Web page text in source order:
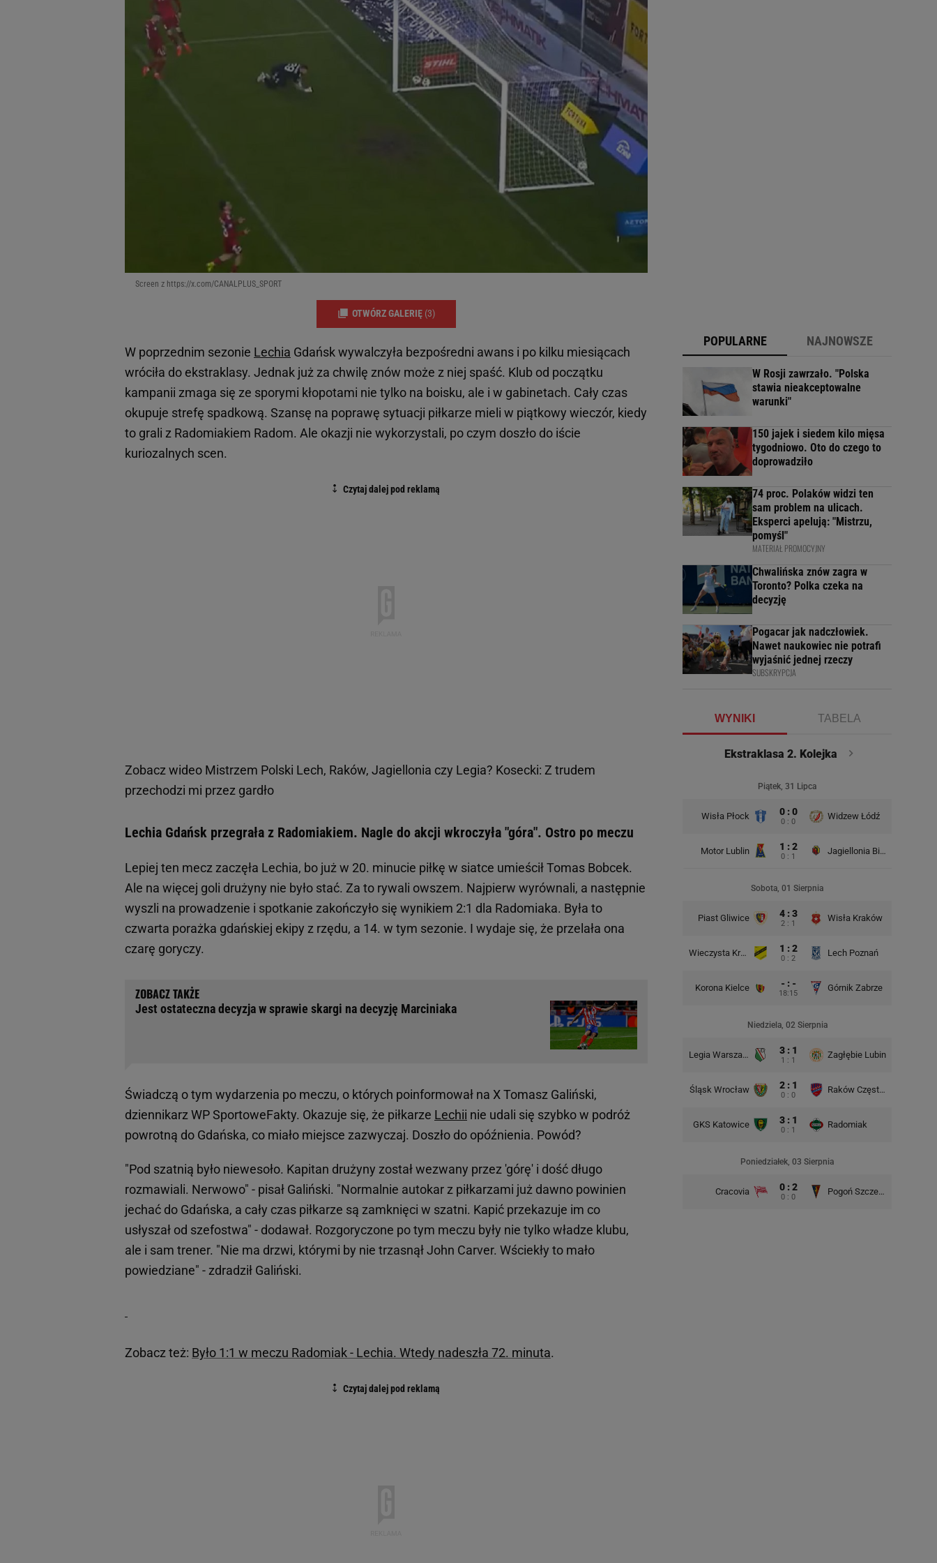
Screen z https://x.com/CANALPLUS_SPORT
OTWÓRZ GALERIĘ (3)
W poprzednim sezonie Lechia Gdańsk wywalczyła bezpośredni awans i po kilku miesiącach
wróciła do ekstraklasy. Jednak już za chwilę znów może z niej spaść. Klub od początku
kampanii zmaga się ze sporymi kłopotami nie tylko na boisku, ale i w gabinetach. Cały czas
okupuje strefę spadkową. Szansę na poprawę sytuacji piłkarze mieli w piątkowy wieczór, kiedy
to grali z Radomiakiem Radom. Ale okazji nie wykorzystali, po czym doszło do iście
kuriozalnych scen.
Zobacz wideo Mistrzem Polski Lech, Raków, Jagiellonia czy Legia? Kosecki: Z trudem
przechodzi mi przez gardło
Lechia Gdańsk przegrała z Radomiakiem. Nagle do akcji wkroczyła "góra". Ostro po meczu
Lepiej ten mecz zaczęła Lechia, bo już w 20. minucie piłkę w siatce umieścił Tomas Bobcek.
Ale na więcej goli drużyny nie było stać. Za to rywali owszem. Najpierw wyrównali, a następnie
wyszli na prowadzenie i spotkanie zakończyło się wynikiem 2:1 dla Radomiaka. Była to
czwarta porażka gdańskiej ekipy z rzędu, a 14. w tym sezonie. I wydaje się, że przelała ona
czarę goryczy.
Jest ostateczna decyzja w sprawie skargi na decyzję Marciniaka
Świadczą o tym wydarzenia po meczu, o których poinformował na X Tomasz Galiński,
dziennikarz WP SportoweFakty. Okazuje się, że piłkarze Lechii nie udali się szybko w podróż
powrotną do Gdańska, co miało miejsce zazwyczaj. Doszło do opóźnienia. Powód?
"Pod szatnią było niewesoło. Kapitan drużyny został wezwany przez 'górę' i dość długo
rozmawiali. Nerwowo" - pisał Galiński. "Normalnie autokar z piłkarzami już dawno powinien
jechać do Gdańska, a cały czas piłkarze są zamknięci w szatni. Kapić przekazuje im co
usłyszał od szefostwa" - dodawał. Rozgoryczone po tym meczu były nie tylko władze klubu,
ale i sam trener. "Nie ma drzwi, którymi by nie trzasnął John Carver. Wściekły to mało
powiedziane" - zdradził Galiński.
Zobacz też: Było 1:1 w meczu Radomiak - Lechia. Wtedy nadeszła 72. minuta.
POPULARNE NAJNOWSZE
W Rosji zawrzało. "Polska
stawia nieakceptowalne
warunki"
150 jajek i siedem kilo mięsa
tygodniowo. Oto do czego to
doprowadziło
74 proc. Polaków widzi ten
sam problem na ulicach.
Eksperci apelują: "Mistrzu,
pomyśl"
MATERIAŁ PROMOCYJNY
Chwalińska znów zagra w
Toronto? Polka czeka na
decyzję
Pogacar jak nadczłowiek.
Nawet naukowiec nie potrafi
wyjaśnić jednej rzeczy
SUBSKRYPCJA
WYNIKI TABELA
Ekstraklasa 2. Kolejka
Piątek, 31 Lipca
Wisła Płock 0 : 0
0 : 0
Widzew Łódź
Motor Lublin 1 : 2
0 : 1
Jagiellonia Białystok
Sobota, 01 Sierpnia
Piast Gliwice 4 : 3
2 : 1
Wisła Kraków
Wieczysta Kraków 1 : 2
0 : 2
Lech Poznań
Korona Kielce - : -
18:15
Górnik Zabrze
Niedziela, 02 Sierpnia
Legia Warszawa 3 : 1
1 : 1
Zagłębie Lubin
Śląsk Wrocław 2 : 1
0 : 0
Raków Częstochowa
GKS Katowice 3 : 1
0 : 1
Radomiak
Poniedziałek, 03 Sierpnia
Cracovia 0 : 2
0 : 0
Pogoń Szczecin